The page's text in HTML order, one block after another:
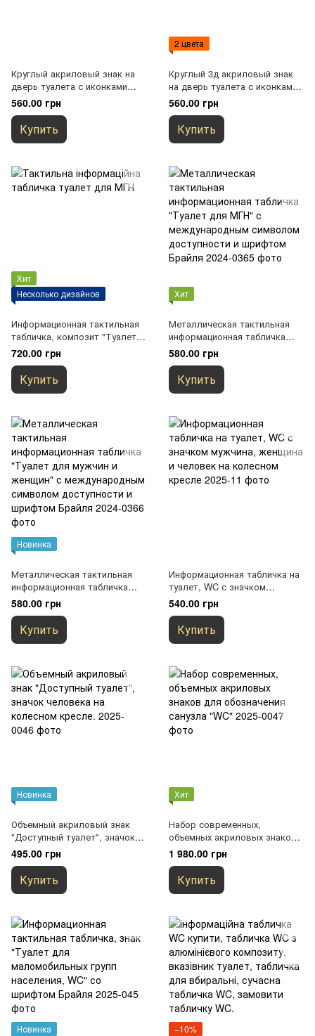
Круглый акриловый знак на
дверь туалета с иконками
(женщина, мужчина,
инвалидная коляска)
560.00 грн
Купить
2 цвета
Круглый 3д акриловый знак
на дверь туалета с иконками
(женщина, мужчина,
инвалидная коляска)
560.00 грн
Купить
Хит
Несколько дизайнов
Информационная тактильная
табличка, композит "Туалет
для МГН", знак доступности
WC с значком кресло
колесное со шрифтом Брайля
720.00 грн
Купить
Хит
Металлическая тактильная
информационная табличка
"Туалет для МГН" с
международным символом
доступности и шрифтом
Брайля
580.00 грн
Купить
Новинка
Металлическая тактильная
информационная табличка
"Туалет для мужчин и
женщин" с международным
символом доступности и
шрифтом Брайля
580.00 грн
Купить
Информационная табличка на
туалет, WC с значком
мужчина, женщина и человек
на колесном кресле
540.00 грн
Купить
Новинка
Объемный акриловый знак
"Доступный туалет", значок
человека на колесном
кресле.
495.00 грн
Купить
Хит
Набор современных,
объемных акриловых знаков
для обозначения санузла
"WC"
1 980.00 грн
Купить
Новинка −10%